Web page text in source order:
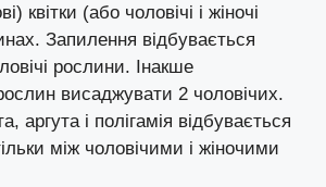
квітки (або чоловічі і жіночі
Запилення відбувається
рослини. Інакше
висаджувати 2 чоловічих.
і полігамія відбувається
між чоловічими і жіночими